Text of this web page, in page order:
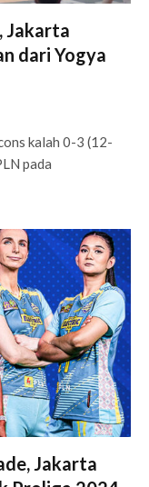
Jakarta
dari Yogya
kalah 0-3 (12-
pada
Jakarta